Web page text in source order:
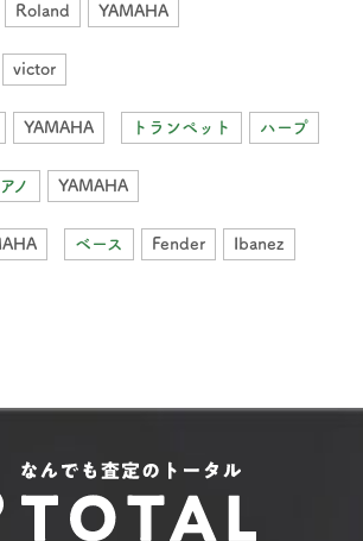
Roland YAMAHA
victor
YAMAHA トランペット ハープ
ノ YAMAHA
ベース Fender Ibanez